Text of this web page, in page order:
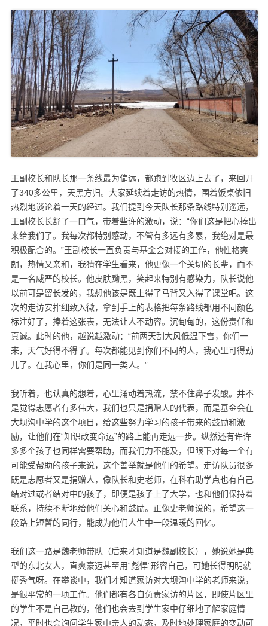
王副校长和队长那一条线最为偏远，都跑到牧区边上去了，来回开
了340多公里，天黑方归。大家延续着走访的热情，围着饭桌依旧
热烈地谈论着一天的经过。我们提到今天队长那条路线特别遥远，
王副校长长舒了一口气，带着些许的激动，说：“你们这是把心捧出
来给我们了。我每次都特别感动，不管有多远有多累，我绝对是最
积极配合的。”王副校长一直负责与基金会对接的工作，他性格爽
朗，热情又亲和，我猜在学生看来，他更像一个关切的长辈，而不
是一名威严的校长。他皮肤黝黑，笑起来特别有感染力，队长说他
以前可是留长发的，我想他该是既上得了马背又入得了课堂吧。这
次的走访安排细致入微，拿到手上的表格把每条路线都用不同颜色
标注好了，捧着这张表，无法让人不动容。沉甸甸的，这份责任和
真诚。此时的他，越说越激动：“前两天刮大风低温下雪，你们一
来，天气好得不得了。每次都能见到你们不同的人，我心里可得劲
儿了。在我心里，你们是同一类人。”
我听着，也认真的想着，心里涌动着热流，禁不住鼻子发酸。并不
是觉得志愿者有多伟大，我们也只是捐赠人的代表，而是基金会在
大坝沟中学的这个项目，给这些努力学习的孩子带来的鼓励和激
励，让他们在“知识改变命运”的路上能再走远一步。纵然还有许许
多多个孩子也同样需要帮助，而我们力不能及，但眼下对每一个有
可能受帮助的孩子来说，这个善举就是他们的希望。走访队员很多
既是志愿者又是捐赠人，像队长和史老师，在科右助学点也有自己
结对过或者结对中的孩子，即便是孩子上了大学，也和他们保持着
联系，持续不断地给他们关心和鼓励。正像史老师说的，希望这一
段路上短暂的同行，能成为他们人生中一段温暖的回忆。
我们这一路是魏老师带队（后来才知道是魏副校长），她说她是典
型的东北女人，直爽豪迈甚至用“彪悍”形容自己，可她长得明明就
挺秀气呀。在攀谈中，我们才知道家访对大坝沟中学的老师来说，
是很平常的一项工作。他们都有各自负责家访的片区，即使片区里
的学生不是自己教的，他们也会去到学生家中仔细地了解家庭情
况，平时也会询问学生家中亲人的动态，及时地处理家庭的变动可